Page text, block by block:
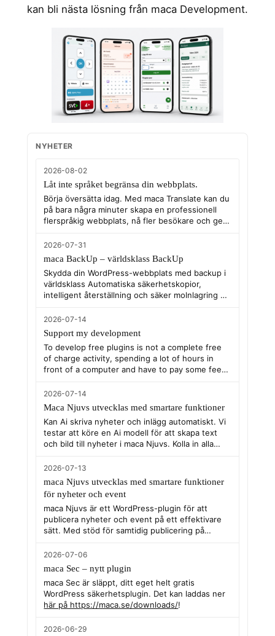
kan bli nästa lösning från maca Development.
NYHETER
2026-08-02
Låt inte språket begränsa din webbplats.
Börja översätta idag. Med maca Translate kan du
på bara några minuter skapa en professionell
flerspråkig webbplats, nå fler besökare och ge
som du själv har full kontroll över både innehåll
och AI-kostnader. Installera pluginet idag och
testa!
2026-07-31
maca BackUp – världsklass BackUp
Skydda din WordPress-webbplats med backup i
världsklass Automatiska säkerhetskopior,
intelligent återställning och säker molnlagring –
premiumfunktioner ingår utan kostnad.
2026-07-14
Support my development
To develop free plugins is not a complete free
of charge activity, spending a lot of hours in
front of a computer and have to pay some fee
develop with a small donation. Click
2026-07-14
Maca Njuvs utvecklas med smartare funktioner
Kan Ai skriva nyheter och inlägg automatiskt. Vi
testar att köre en Ai modell för att skapa text
och bild till nyheter i maca Njuvs. Kolla in alla
https://maca.se
2026-07-13
maca Njuvs utvecklas med smartare funktioner
för nyheter och event
maca Njuvs är ett WordPress-plugin för att
publicera nyheter och event på ett effektivare
sätt. Med stöd för samtidig publicering på
ut från en och samma plats.
2026-07-06
maca Sec – nytt plugin
maca Sec är släppt, ditt eget helt gratis
WordPress säkerhetsplugin. Det kan laddas ner
här på https://maca.se/downloads/!
2026-06-29